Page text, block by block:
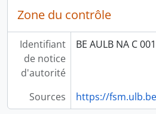
Zone du contrôle
Identifiant
de notice
d'autorité
BE AULB NA C
Sources https://